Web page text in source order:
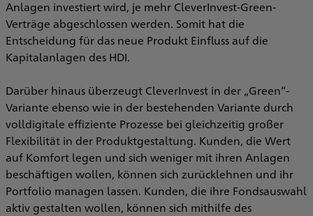
Anlagen investiert wird, je mehr CleverInvest-Green-
Verträge abgeschlossen werden. Somit hat die
Entscheidung für das neue Produkt Einfluss auf die
Kapitalanlagen des HDI.
Darüber hinaus überzeugt CleverInvest in der „Green“-
Variante ebenso wie in der bestehenden Variante durch
volldigitale effiziente Prozesse bei gleichzeitig großer
Flexibilität in der Produktgestaltung. Kunden, die Wert
auf Komfort legen und sich weniger mit ihren Anlagen
beschäftigen wollen, können sich zurücklehnen und ihr
Portfolio managen lassen. Kunden, die ihre Fondsauswahl
aktiv gestalten wollen, können sich mithilfe des